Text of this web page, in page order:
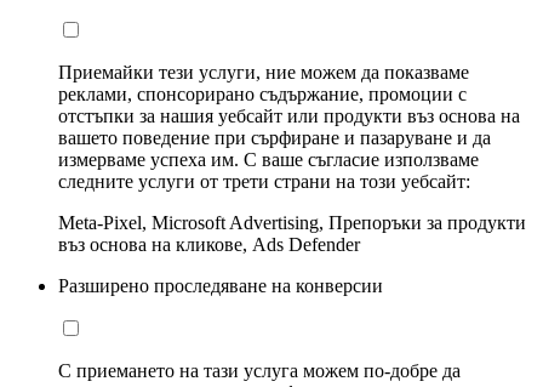
Приемайки тези услуги, ние можем да показваме
реклами, спонсорирано съдържание, промоции с
отстъпки за нашия уебсайт или продукти въз основа на
вашето поведение при сърфиране и пазаруване и да
измерваме успеха им. С ваше съгласие използваме
следните услуги от трети страни на този уебсайт:
Meta-Pixel, Microsoft Advertising, Препоръки за продукти
въз основа на кликове, Ads Defender
Разширено проследяване на конверсии
С приемането на тази услуга можем по-добре да